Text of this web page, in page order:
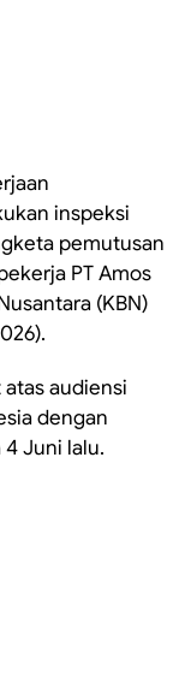
inspeksi
pemutusan
PT Amos
(KBN)
audiensi
dengan
Juni lalu.